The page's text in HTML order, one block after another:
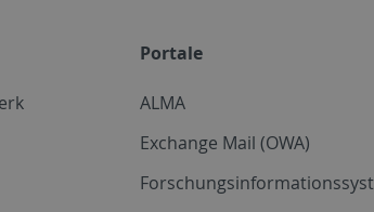
Portale
ALMA
Exchange Mail (OWA)